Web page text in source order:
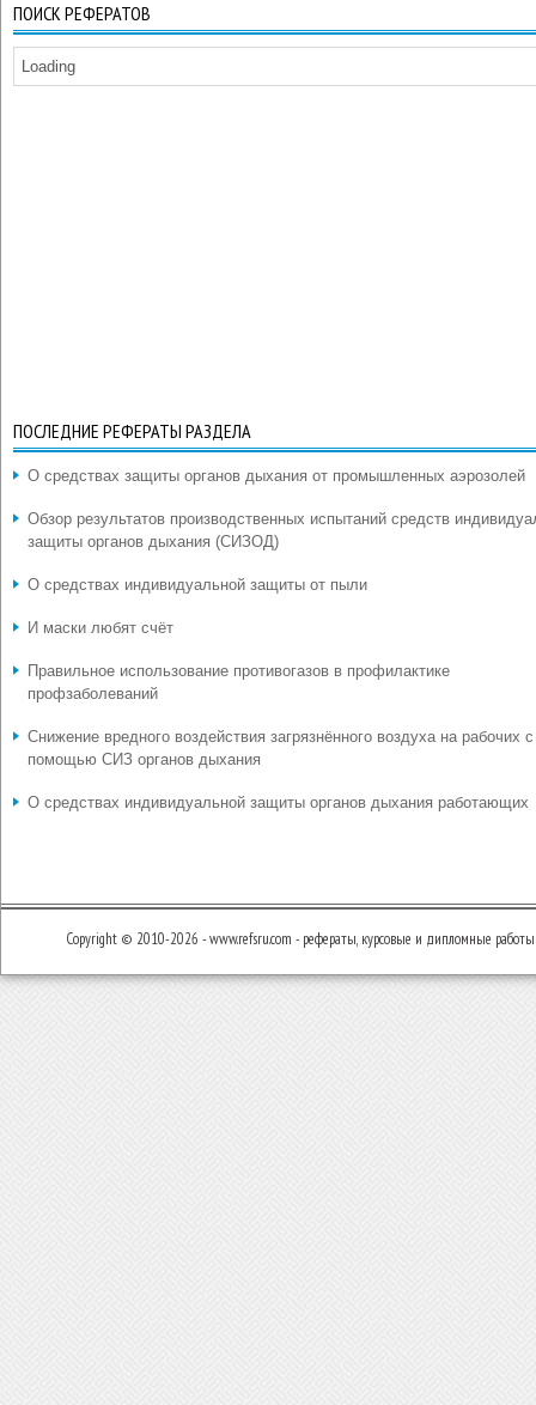
ПОИСК РЕФЕРАТОВ
Loading
ПОСЛЕДНИЕ РЕФЕРАТЫ РАЗДЕЛА
О средствах защиты органов дыхания от промышленных аэрозолей
Обзор результатов производственных испытаний средств
защиты органов дыхания (СИЗОД)
О средствах индивидуальной защиты от пыли
И маски любят счёт
Правильное использование противогазов в профилактике
профзаболеваний
Снижение вредного воздействия загрязнённого воздуха на рабочих с
помощью СИЗ органов дыхания
О средствах индивидуальной защиты органов дыхания работающих
Copyright © 2010-2026 - www.refsru.com - рефераты, курсовые и дипломные работы